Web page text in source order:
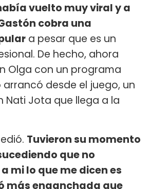
vuelto muy viral y a
cobra una
a pesar que es un
De hecho, ahora
Olga con un programa
desde el juego, un
Nati Jota que llega a la
Tuvieron su momento
que no
mi lo que me dicen es
más enganchada que